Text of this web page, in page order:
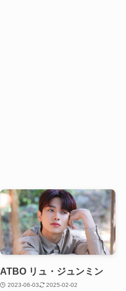
ATBO リュ・ジュンミン
2023-06-03
2025-02-02